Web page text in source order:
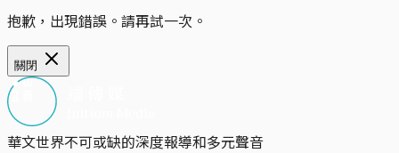
抱歉，出現錯誤。請再試一次。
關閉
華文世界不可或缺的深度報導和多元聲音